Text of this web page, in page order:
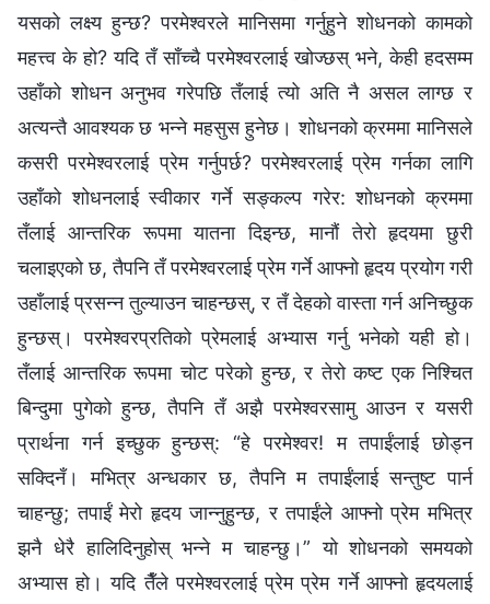
यसको लक्ष्य हुन्छ? परमेश्‍वरले मानिसमा गर्नुहुने शोधनको कामको
महत्त्व के हो? यदि तँ साँच्चै परमेश्‍वरलाई खोज्छस् भने, केही हदसम्म
उहाँको शोधन अनुभव गरेपछि तँलाई त्यो अति नै असल लाग्छ र
अत्यन्तै आवश्यक छ भन्‍ने महसुस हुनेछ। शोधनको क्रममा मानिसले
कसरी परमेश्‍वरलाई प्रेम गर्नुपर्छ? परमेश्‍वरलाई प्रेम गर्नका लागि
उहाँको शोधनलाई स्वीकार गर्ने सङ्कल्प गरेर: शोधनको क्रममा
तँलाई आन्तरिक रूपमा यातना दिइन्छ, मानौं तेरो हृदयमा छुरी
चलाइएको छ, तैपनि तँ परमेश्‍वरलाई प्रेम गर्ने आफ्नो हृदय प्रयोग गरी
उहाँलाई प्रसन्न तुल्याउन चाहन्छस्, र तँ देहको वास्ता गर्न अनिच्छुक
हुन्छस्। परमेश्‍वरप्रतिको प्रेमलाई अभ्यास गर्नु भनेको यही हो।
तँलाई आन्तरिक रूपमा चोट परेको हुन्छ, र तेरो कष्ट एक निश्चित
बिन्दुमा पुगेको हुन्छ, तैपनि तँ अझै परमेश्‍वरसामु आउन र यसरी
प्रार्थना गर्न इच्छुक हुन्छस्: “हे परमेश्‍वर! म तपाईंलाई छोड्न
सक्दिनँ। मभित्र अन्धकार छ, तैपनि म तपाईंलाई सन्तुष्ट पार्न
चाहन्छु; तपाईं मेरो हृदय जान्नुहुन्छ, र तपाईंले आफ्नो प्रेम मभित्र
झनै धेरै हालिदिनुहोस् भन्‍ने म चाहन्छु।” यो शोधनको समयको
अभ्यास हो। यदि तैँले परमेश्‍वरलाई प्रेम प्रेम गर्ने आफ्नो हृदयलाई